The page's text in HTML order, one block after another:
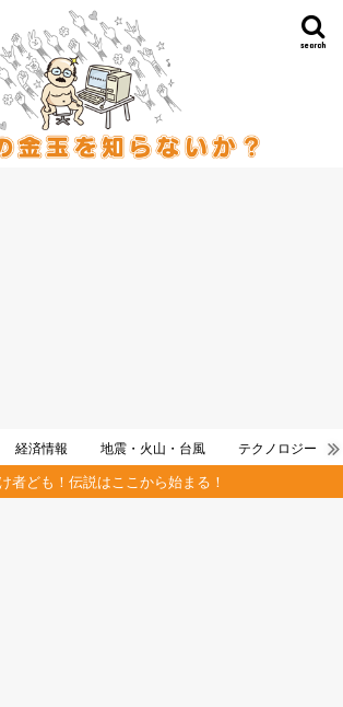
search
経済情報 地震・火山・台風 テクノロジー
者ども！伝説はここから始まる！